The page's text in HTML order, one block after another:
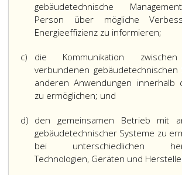
gebäudetechnische
Person über mögliche
Energieeffizienz zu informieren;
c)
die Kommunikation
verbundenen gebäudetechnischen
anderen Anwendungen innerhalb
zu ermöglichen; und
d) den gemeinsamen Betrieb mit
gebäudetechnischer Systeme zu
bei unterschiedlichen
Technologien, Geräten und